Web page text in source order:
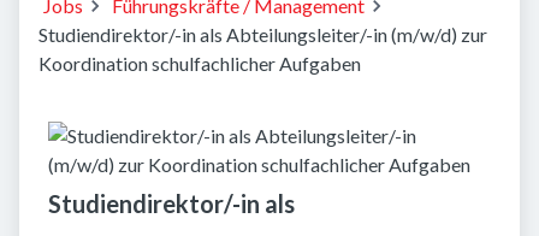
Jobs
Führungskräfte / Management
Studiendirektor/-in als Abteilungsleiter/-in (m/w/d) zur
Koordination schulfachlicher Aufgaben
Studiendirektor/-in als